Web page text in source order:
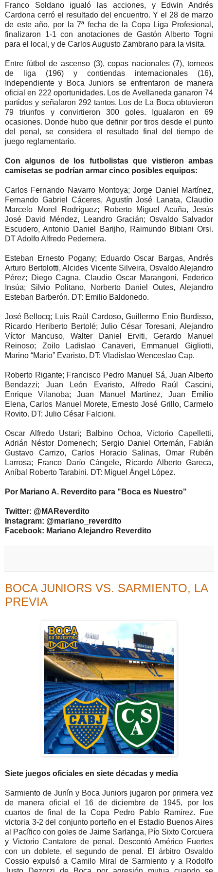
Franco Soldano igualó las acciones, y Edwin Andrés
Cardona cerró el resultado del encuentro. Y el 28 de marzo
de este año, por la 7ª fecha de la Copa Liga Profesional,
finalizaron 1-1 con anotaciones de Gastón Alberto Togni
para el local, y de Carlos Augusto Zambrano para la visita.
Entre fútbol de ascenso (3), copas nacionales (7), torneos
de liga (196) y contiendas internacionales (16),
Independiente y Boca Juniors se enfrentaron de manera
oficial en 222 oportunidades. Los de Avellaneda ganaron 74
partidos y señalaron 292 tantos. Los de La Boca obtuvieron
79 triunfos y convirtieron 300 goles. Igualaron en 69
ocasiones. Donde hubo que definir por tiros desde el punto
del penal, se considera el resultado final del tiempo de
juego reglamentario.
Con algunos de los futbolistas que vistieron ambas
camisetas se podrían armar cinco posibles equipos:
Carlos Fernando Navarro Montoya; Jorge Daniel Martínez,
Fernando Gabriel Cáceres, Agustín José Lanata, Claudio
Marcelo Morel Rodríguez; Roberto Miguel Acuña, Jesús
José David Méndez, Leandro Gracián; Osvaldo Salvador
Escudero, Antonio Daniel Barijho, Raimundo Bibiani Orsi.
DT Adolfo Alfredo Pedernera.
Esteban Ernesto Pogany; Eduardo Oscar Bargas, Andrés
Arturo Bertolotti, Alcides Vicente Silveira, Osvaldo Alejandro
Pérez; Diego Cagna, Claudio Oscar Marangoni, Federico
Insúa; Silvio Politano, Norberto Daniel Outes, Alejandro
Esteban Barberón. DT: Emilio Baldonedo.
José Bellocq; Luis Raúl Cardoso, Guillermo Enio Burdisso,
Ricardo Heriberto Bertolé; Julio César Toresani, Alejandro
Víctor Mancuso, Walter Daniel Erviti, Gerardo Manuel
Reinoso; Zoilo Ladislao Canaveri, Emmanuel Gigliotti,
Marino “Mario” Evaristo. DT: Vladislao Wenceslao Cap.
Roberto Rigante; Francisco Pedro Manuel Sá, Juan Alberto
Bendazzi; Juan León Evaristo, Alfredo Raúl Cascini,
Enrique Vilanoba; Juan Manuel Martínez, Juan Emilio
Elena, Carlos Manuel Morete, Ernesto José Grillo, Carmelo
Rovito. DT: Julio César Falcioni.
Oscar Alfredo Ustari; Balbino Ochoa, Victorio Capelletti,
Adrián Néstor Domenech; Sergio Daniel Ortemán, Fabián
Gustavo Carrizo, Carlos Horacio Salinas, Omar Rubén
Larrosa; Franco Darío Cángele, Ricardo Alberto Gareca,
Aníbal Roberto Tarabini. DT: Miguel Ángel López.
Por Mariano A. Reverdito para "Boca es Nuestro"
Twitter: @MAReverdito
Instagram: @mariano_reverdito
Facebook: Mariano Alejandro Reverdito
BOCA JUNIORS VS. SARMIENTO, LA
PREVIA
Siete juegos oficiales en siete décadas y media
Sarmiento de Junín y Boca Juniors jugaron por primera vez
de manera oficial el 16 de diciembre de 1945, por los
cuartos de final de la Copa Pedro Pablo Ramírez. Fue
victoria 3-2 del conjunto porteño en el Estadio Buenos Aires
al Pacífico con goles de Jaime Sarlanga, Pío Sixto Corcuera
y Victorio Cantatore de penal. Descontó Américo Fuertes
con un doblete, el segundo de penal. El árbitro Osvaldo
Cossio expulsó a Camilo Miral de Sarmiento y a Rodolfo